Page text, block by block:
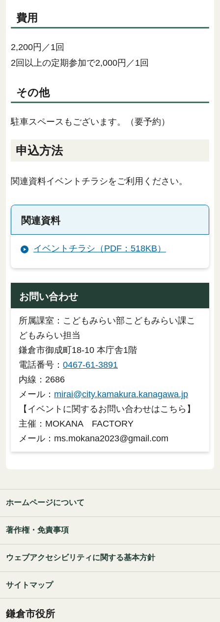
費用
2,200円／1回
2回以上の定期参加で2,000円／1回
その他
駐車スペースもございます。（要予約）
申込方法
関連資料イベントチラシをご利用ください。
関連資料
イベントチラシ（PDF：518KB）
お問い合わせ
所属課室：こどもみらい部こどもみらい課こ
どもみらい担当
鎌倉市御成町18-10 本庁舎1階
電話番号： 0467-61-3891
内線：2686
メール： mirai@city.kamakura.kanagawa.jp
【イベントに関するお問い合わせはこちら】
主催：MOKANA FACTORY
メール：ms.mokana2023@gmail.com
ホームページについて
著作権・免責事項
ウェブアクセシビリティに関する基本方針
サイトマップ
鎌倉市役所